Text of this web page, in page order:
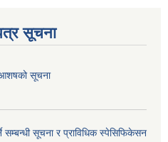
सूचना
आशषको सूचना
सम्बन्धी सूचना र प्राविधिक स्पेसिफिकेसन